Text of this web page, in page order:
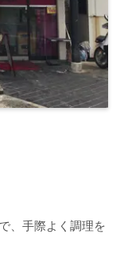
、手際よく調理を